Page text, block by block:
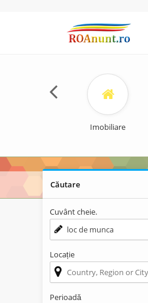
Imobiliare
Căutare
Cuvânt cheie.
Locație
Perioadă